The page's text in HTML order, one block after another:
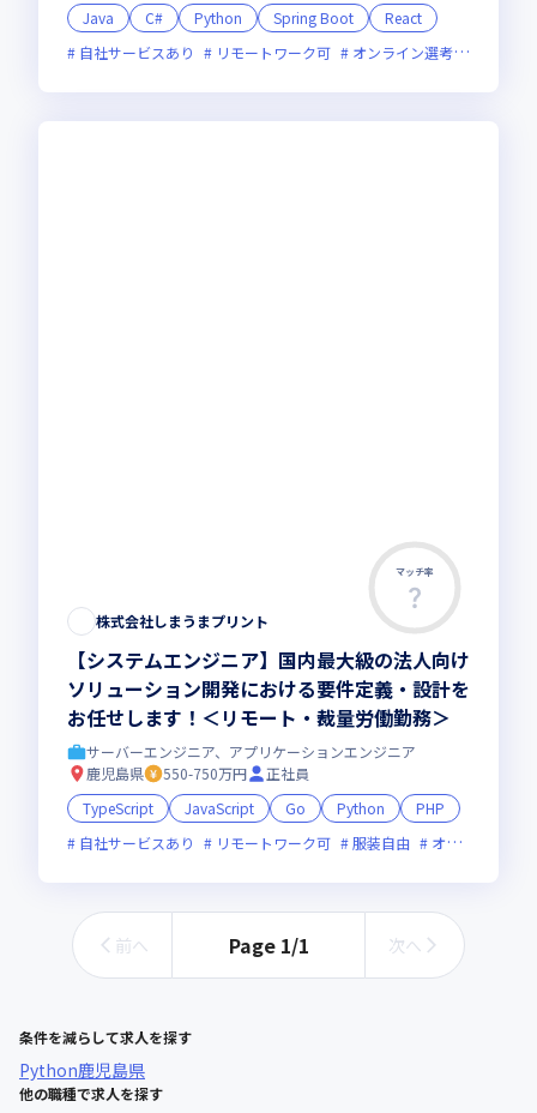
Java
C# Python Spring Boot
React
自社サービスあり
リモートワーク可 オンライン選考可
マッチ率
株式会社しまうまプリント
【システムエンジニア】国内最大級の法人向け
ソリューション開発における要件定義・設計を
お任せします！＜リモート・裁量労働勤務＞
サーバーエンジニア、アプリケーションエンジニア
鹿児島県
550-750万円
正社員
TypeScript
JavaScript Go Python
PHP
自社サービスあり
リモートワーク可 服装自由 オンライン選考可
前へ Page 1/1 次へ
条件を減らして求人を探す
Python鹿児島県
他の職種で求人を探す